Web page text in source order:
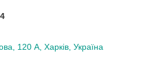
120 А, Харків, Україна